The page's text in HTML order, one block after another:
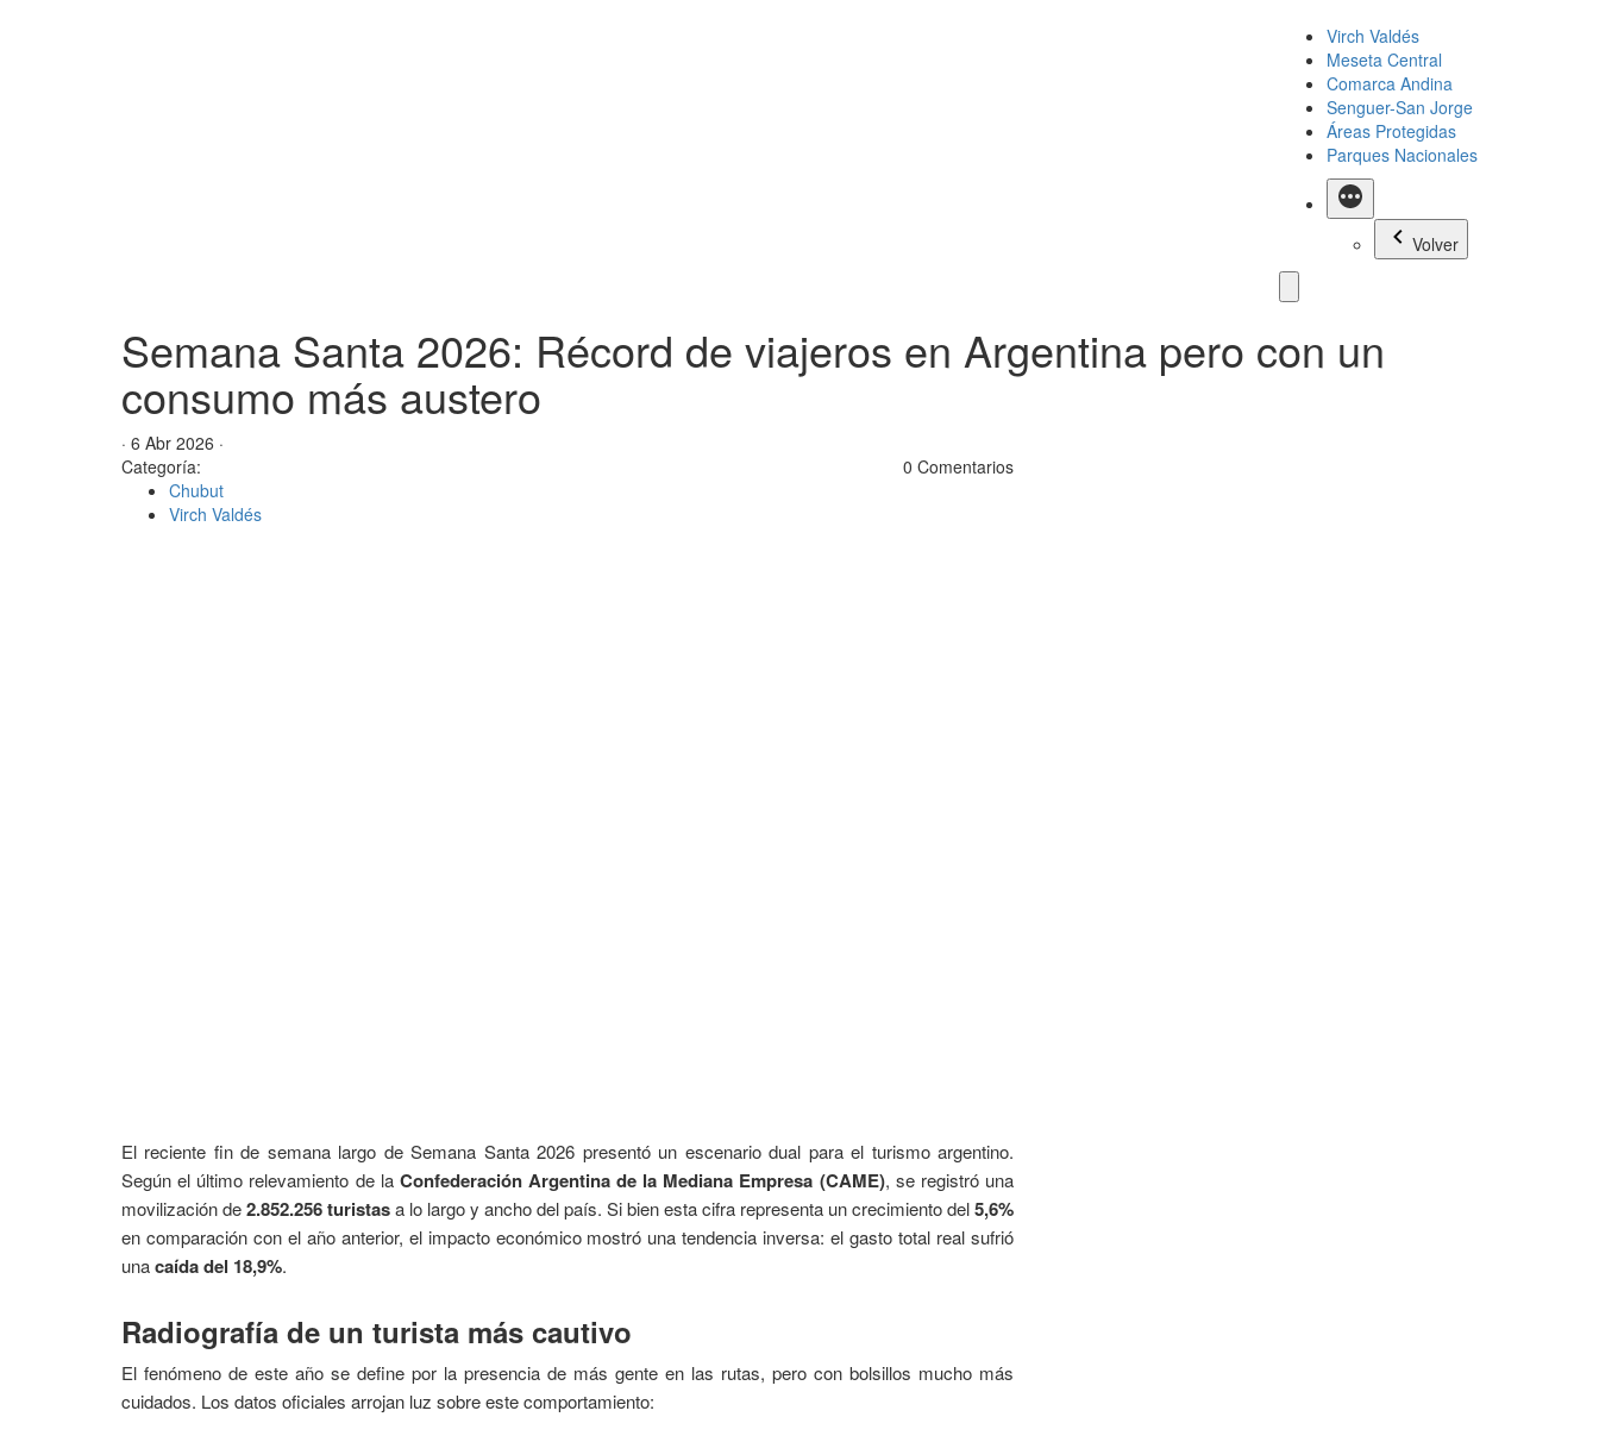
Virch Valdés
Meseta Central
Comarca Andina
Senguer-San Jorge
Áreas Protegidas
Parques Nacionales
Más
Volver
Semana Santa 2026: Récord de viajeros en Argentina pero con un
consumo más austero
· 6 Abr 2026 ·
Categoría:
Chubut
Virch Valdés
0 Comentarios
El reciente fin de semana largo de Semana Santa 2026 presentó un escenario dual para el turismo argentino.
Según el último relevamiento de la Confederación Argentina de la Mediana Empresa (CAME), se registró una
movilización de2.852.256 turistasa lo largo y ancho del país. Si bien esta cifra representa un crecimiento del5,6%
en comparación con el año anterior, el impacto económico mostró una tendencia inversa: el gasto total real sufrió
unacaída del 18,9%.
Radiografía de un turista más cautivo
El fenómeno de este año se define por la presencia de más gente en las rutas, pero con bolsillos mucho más
cuidados. Los datos oficiales arrojan luz sobre este comportamiento: